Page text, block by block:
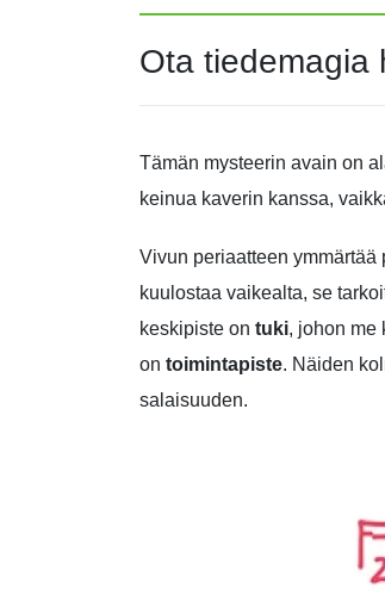
Ota tiedemagia
Tämän mysteerin avain on
keinua kaverin kanssa,
Vivun periaatteen ymmärtää
kuulostaa vaikealta, se
keskipiste on tuki, johon me
on toimintapiste. Näiden
salaisuuden.